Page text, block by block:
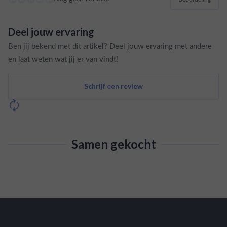
Deel jouw ervaring
Ben jij bekend met dit artikel? Deel jouw ervaring met andere
en laat weten wat jij er van vindt!
Schrijf een review
Samen gekocht